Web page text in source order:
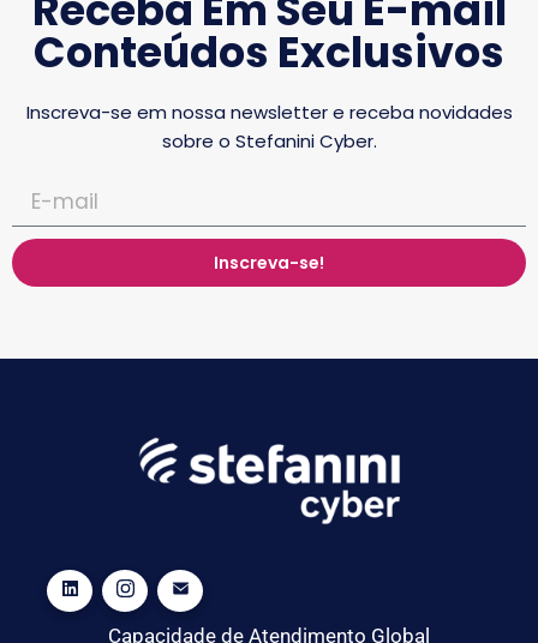
Conteúdos Exclusivos
Inscreva-se em nossa newsletter e receba novidades
sobre o Stefanini Cyber.
Inscreva-se!
Capacidade de Atendimento Global